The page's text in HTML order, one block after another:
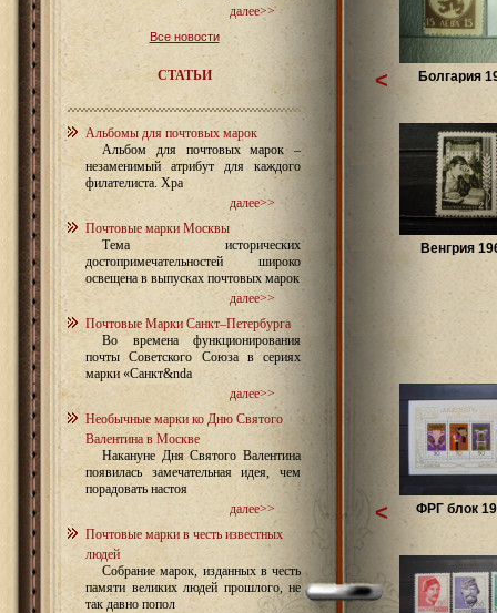
далее>>
Все новости
СТАТЬИ
Альбомы для почтовых марок
Альбом для почтовых марок –
незаменимый атрибут для каждого
филателиста. Хра
далее>>
Почтовые марки Москвы
Тема исторических
достопримечательностей широко
освещена в выпусках почтовых марок
далее>>
Почтовые Марки Санкт–Петербурга
Во времена функционирования
почты Советского Союза в сериях
марки «Санкт&nda
далее>>
Необычные марки ко Дню Святого
Валентина в Москве
Накануне Дня Святого Валентина
появилась замечательная идея, чем
порадовать настоя
далее>>
Почтовые марки в честь известных
людей
Собрание марок, изданных в честь
памяти великих людей прошлого, не
так давно попол
Болгария
Венгрия
<
ФРГ блок
<